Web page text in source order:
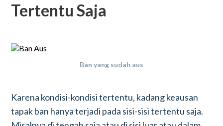
Tertentu Saja
Ban yang sudah aus
Karena kondisi-kondisi tertentu, kadang keausan
tapak ban hanya terjadi pada sisi-sisi tertentu saja.